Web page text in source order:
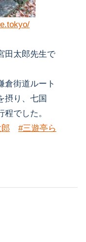
田太郎先生で
街道ルート
摂り、七国
でした。
#三遊亭ら